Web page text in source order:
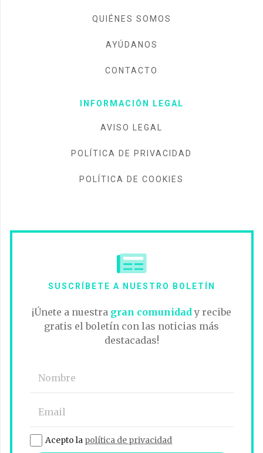
QUIÉNES SOMOS
AYÚDANOS
CONTACTO
INFORMACIÓN LEGAL
AVISO LEGAL
POLÍTICA DE PRIVACIDAD
POLÍTICA DE COOKIES
SUSCRÍBETE A NUESTRO BOLETÍN
¡Únete a nuestra gran comunidad y recibe
gratis el boletín con las noticias más
destacadas!
Acepto la política de privacidad